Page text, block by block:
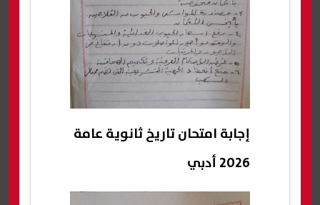
إجابة امتحان تاريخ ثانوية عامة
2026 أدبي